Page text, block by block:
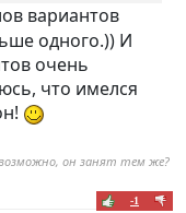
вариантов
одного.)) И
очень
что имелся
он занят тем же?
-1